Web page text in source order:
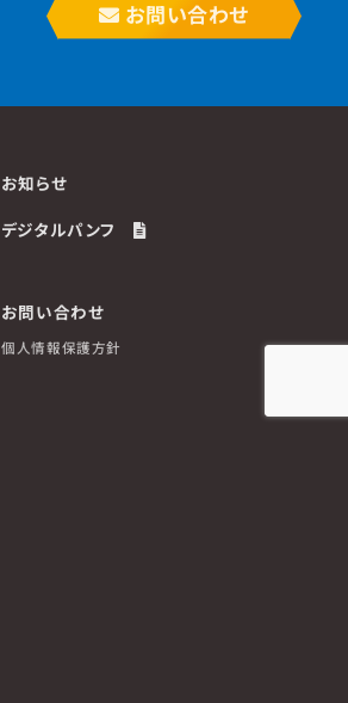
お問い合わせ
お知らせ
デジタルパンフ
お問い合わせ
個人情報保護方針